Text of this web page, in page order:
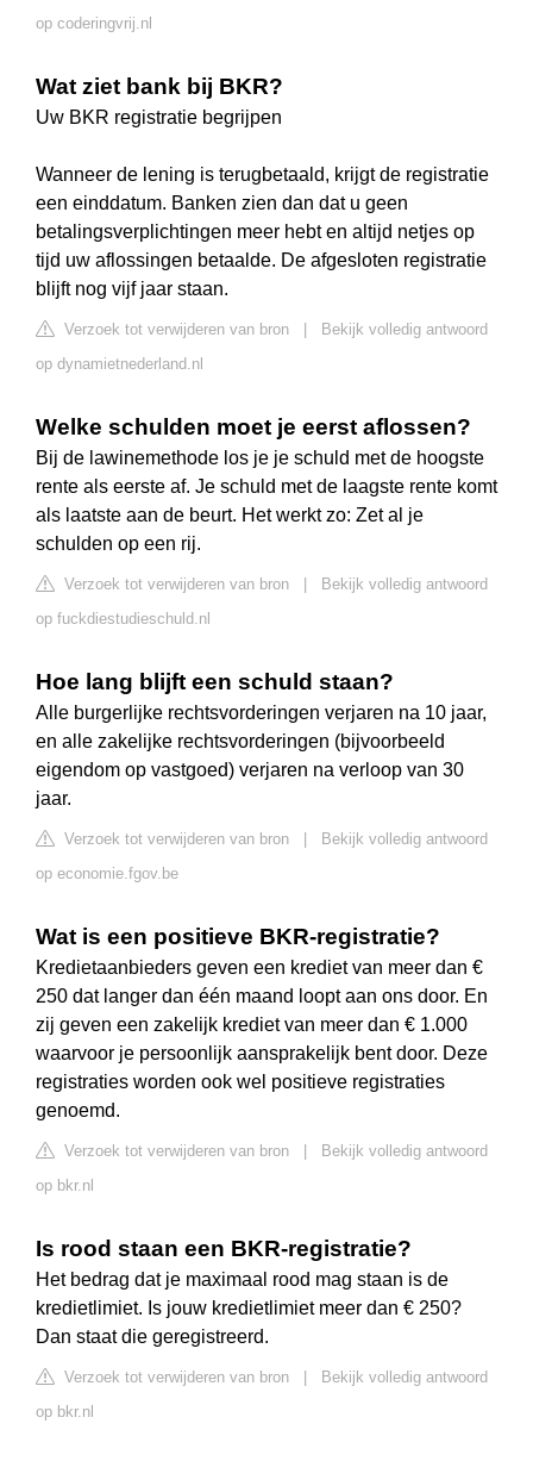
op coderingvrij.nl
Wat ziet bank bij BKR?
Uw BKR registratie begrijpen
Wanneer de lening is terugbetaald, krijgt de registratie
een einddatum. Banken zien dan dat u geen
betalingsverplichtingen meer hebt en altijd netjes op
tijd uw aflossingen betaalde. De afgesloten registratie
blijft nog vijf jaar staan.
Verzoek tot verwijderen van bron
Bekijk volledig antwoord
op dynamietnederland.nl
Welke schulden moet je eerst aflossen?
Bij de lawinemethode los je je schuld met de hoogste
rente als eerste af. Je schuld met de laagste rente komt
als laatste aan de beurt. Het werkt zo: Zet al je
schulden op een rij.
Verzoek tot verwijderen van bron
Bekijk volledig antwoord
op fuckdiestudieschuld.nl
Hoe lang blijft een schuld staan?
Alle burgerlijke rechtsvorderingen verjaren na 10 jaar,
en alle zakelijke rechtsvorderingen (bijvoorbeeld
eigendom op vastgoed) verjaren na verloop van 30
jaar.
Verzoek tot verwijderen van bron
Bekijk volledig antwoord
op economie.fgov.be
Wat is een positieve BKR-registratie?
Kredietaanbieders geven een krediet van meer dan €
250 dat langer dan één maand loopt aan ons door. En
zij geven een zakelijk krediet van meer dan € 1.000
waarvoor je persoonlijk aansprakelijk bent door. Deze
registraties worden ook wel positieve registraties
genoemd.
Verzoek tot verwijderen van bron
Bekijk volledig antwoord
op bkr.nl
Is rood staan een BKR-registratie?
Het bedrag dat je maximaal rood mag staan is de
kredietlimiet. Is jouw kredietlimiet meer dan € 250?
Dan staat die geregistreerd.
Verzoek tot verwijderen van bron
Bekijk volledig antwoord
op bkr.nl